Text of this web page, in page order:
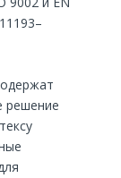
решение